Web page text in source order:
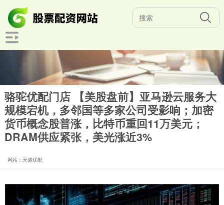
骆驼优配门店 【美股盘前】亚马逊云服务大
规模宕机，多邻国等多家公司受影响；加密
货币概念股普涨，比特币重回11万美元；
DRAM供应紧张，美光涨近3%
网站：天盛优配